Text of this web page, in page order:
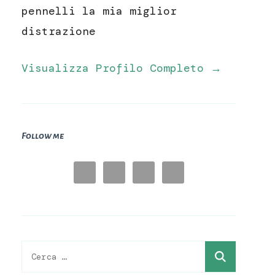
pennelli la mia miglior
distrazione
Visualizza Profilo Completo →
Follow me
Ricerca